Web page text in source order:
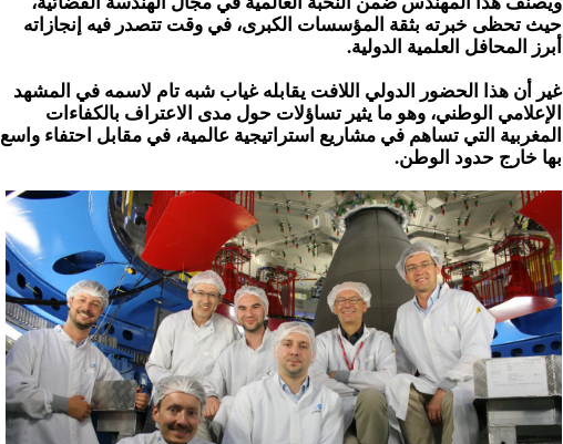
حيث تحظى خبرته بثقة المؤسسات الكبرى، في وقت تتصدر فيه إنجازاته
أبرز المحافل العلمية الدولية.
غير أن هذا الحضور الدولي اللافت يقابله غياب شبه تام لاسمه في المشهد
الإعلامي الوطني، وهو ما يثير تساؤلات حول مدى الاعتراف بالكفاءات
المغربية التي تساهم في مشاريع استراتيجية عالمية، في مقابل احتفاء واسع
بها خارج حدود الوطن.